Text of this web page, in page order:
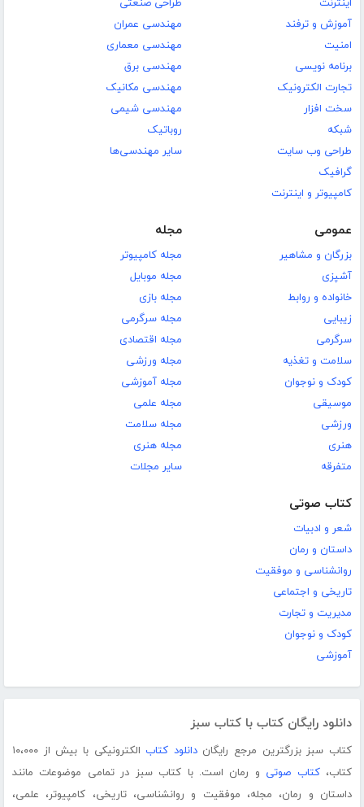
اینترنت
آموزش و ترفند
امنیت
برنامه نویسی
تجارت الکترونیک
سخت افزار
شبکه
طراحی وب سایت
گرافیک
کامپیوتر و اینترنت
طراحی صنعتی
مهندسی عمران
مهندسی معماری
مهندسی برق
مهندسی مکانیک
مهندسی شیمی
روباتیک
سایر مهندسی‌ها
عمومی
بزرگان و مشاهیر
آشپزی
خانواده و روابط
زیبایی
سرگرمی
سلامت و تغذیه
کودک و نوجوان
موسیقی
ورزشی
هنری
متفرقه
مجله
مجله کامپیوتر
مجله موبایل
مجله بازی
مجله سرگرمی
مجله اقتصادی
مجله ورزشی
مجله آموزشی
مجله علمی
مجله سلامت
مجله هنری
سایر مجلات
کتاب صوتی
شعر و ادبیات
داستان و رمان
روانشناسی و موفقیت
تاریخی و اجتماعی
مدیریت و تجارت
کودک و نوجوان
آموزشی
دانلود رایگان کتاب با کتاب سبز
کتاب سبز بزرگترین مرجع رایگاندانلود کتاب
الکترونیکی با بیش از ۱۰،۰۰۰
کتاب،کتاب صوتی و رمان است. با کتاب سبز در تمامی موضوعات مانند
داستان و رمان، مجله، موفقیت و روانشناسی، تاریخی، کامپیوتر، علمی،